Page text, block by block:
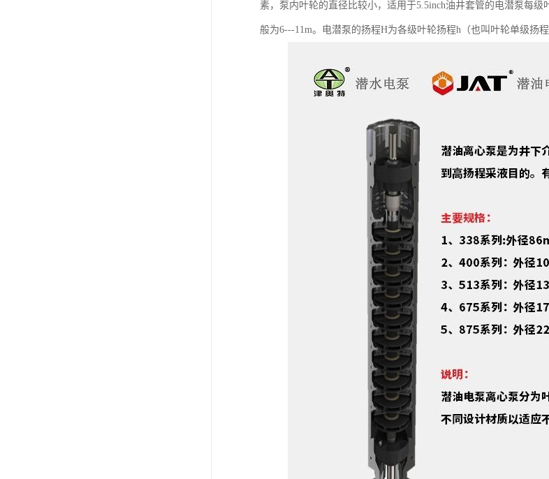
素，泵内叶轮的直径比较小，适用于5.5inch油井套管的电潜泵每
般为6---11m。电潜泵的扬程H为各级叶轮扬程h（也叫叶轮单级扬程